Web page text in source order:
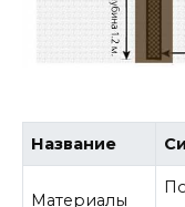
Название
Материалы